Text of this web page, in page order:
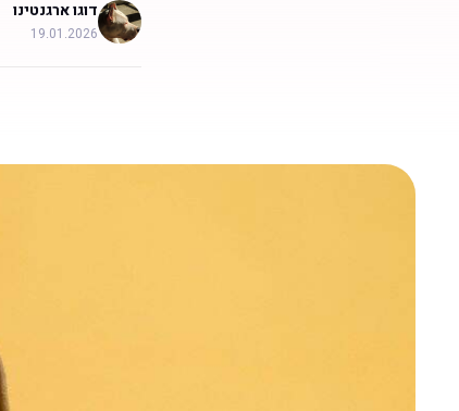
דוגו ארגנטינו
19.01.2026